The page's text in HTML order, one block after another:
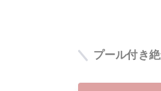
プール付き